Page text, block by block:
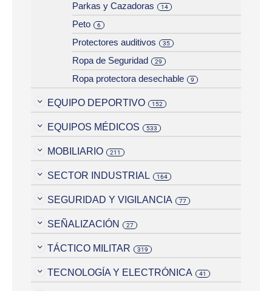
Parkas y Cazadoras 14
Peto 6
Protectores auditivos 35
Ropa de Seguridad 29
Ropa protectora desechable 9
EQUIPO DEPORTIVO 152
EQUIPOS MÉDICOS 533
MOBILIARIO 211
SECTOR INDUSTRIAL 164
SEGURIDAD Y VIGILANCIA 77
SEÑALIZACIÓN 27
TÁCTICO MILITAR 319
TECNOLOGÍA Y ELECTRÓNICA 41